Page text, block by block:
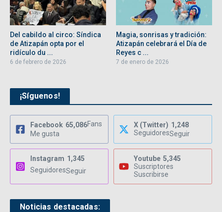
Del cabildo al circo: Síndica
de Atizapán opta por el
ridículo du ...
6 de febrero de 2026
Magia, sonrisas y tradición:
Atizapán celebrará el Día de
Reyes c ...
7 de enero de 2026
¡Síguenos!
Facebook 65,086Fans
Me gusta
X (Twitter) 1,248
SeguidoresSeguir
Instagram 1,345
SeguidoresSeguir
Youtube 5,345
Suscriptores
Suscribirse
Noticias destacadas: